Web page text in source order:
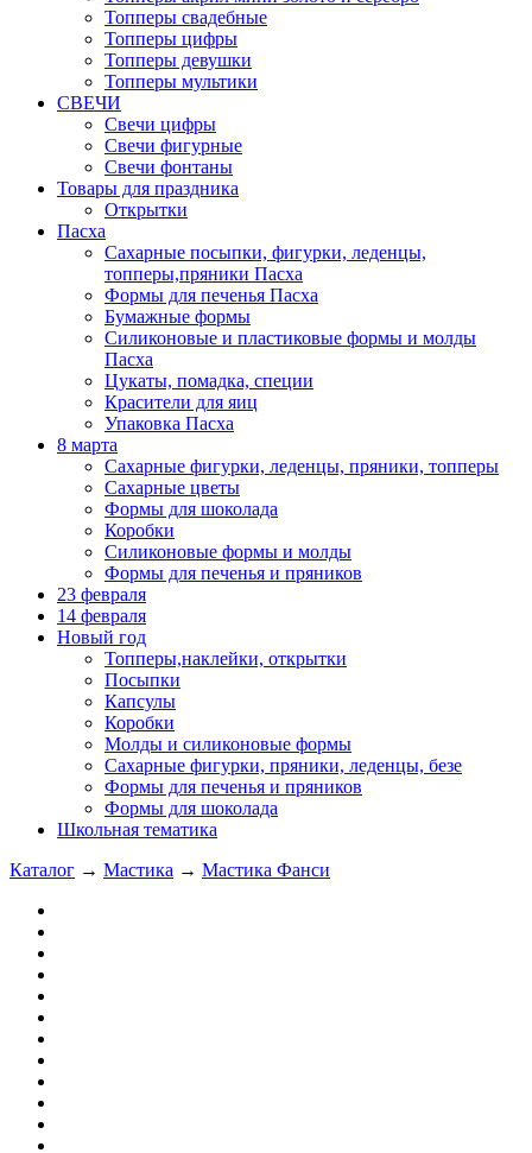
Топперы свадебные
Топперы цифры
Топперы девушки
Топперы мультики
СВЕЧИ
Свечи цифры
Свечи фигурные
Свечи фонтаны
Товары для праздника
Открытки
Пасха
Сахарные посыпки, фигурки, леденцы,
топперы,пряники Пасха
Формы для печенья Пасха
Бумажные формы
Силиконовые и пластиковые формы и молды
Пасха
Цукаты, помадка, специи
Красители для яиц
Упаковка Пасха
8 марта
Сахарные фигурки, леденцы, пряники, топперы
Сахарные цветы
Формы для шоколада
Коробки
Силиконовые формы и молды
Формы для печенья и пряников
23 февраля
14 февраля
Новый год
Топперы,наклейки, открытки
Посыпки
Капсулы
Коробки
Молды и силиконовые формы
Сахарные фигурки, пряники, леденцы, безе
Формы для печенья и пряников
Формы для шоколада
Школьная тематика
Каталог → Мастика → Мастика Фанси